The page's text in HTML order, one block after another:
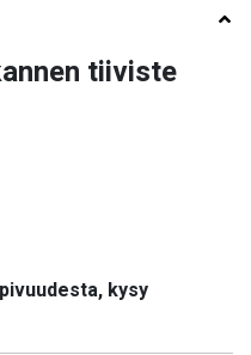
tiiviste
kysy